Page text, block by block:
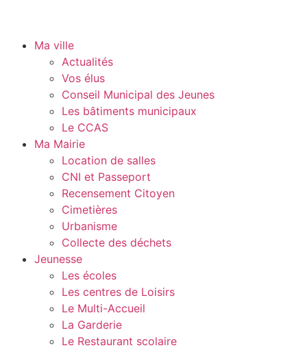
Ma ville
Actualités
Vos élus
Conseil Municipal des Jeunes
Les bâtiments municipaux
Le CCAS
Ma Mairie
Location de salles
CNI et Passeport
Recensement Citoyen
Cimetières
Urbanisme
Collecte des déchets
Jeunesse
Les écoles
Les centres de Loisirs
Le Multi-Accueil
La Garderie
Le Restaurant scolaire